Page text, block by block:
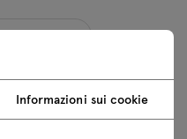
ZW596
ZW598
ZW696
ZW698
Informazioni sui cookie